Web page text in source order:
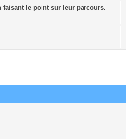
faisant le point sur leur parcours.